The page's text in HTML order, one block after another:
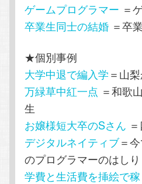
ゲームプログラマー ＝
卒業生同士の結婚 ＝卒
★個別事例
大学中退で編入学＝山
万緑草中紅一点 ＝和歌
生
お嬢様短大卒のSさん
デジタルネイティブ＝
のプログラマーのはしり
学費と生活費を挿絵で